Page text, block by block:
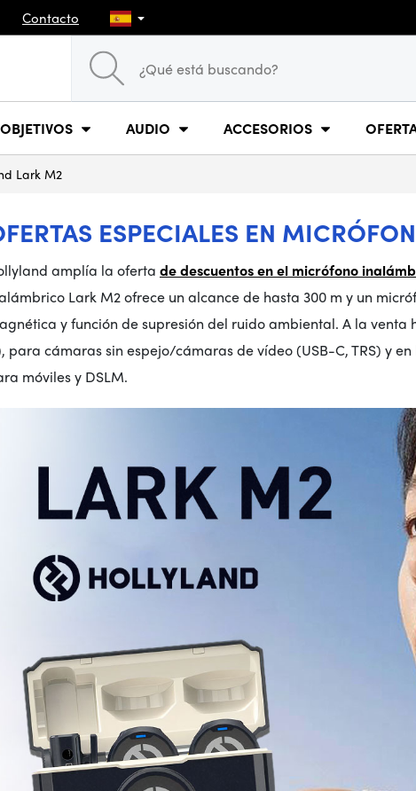
Contacto
OBJETIVOS AUDIO ACCESORIOS
Lark M2
ESPECIALES EN
amplía la oferta de descuentos en el micrófono
Lark M2 ofrece un alcance de hasta 300 m y un
y función de supresión del ruido ambiental. A la venta
para cámaras sin espejo/cámaras de vídeo (USB-C, TRS) y
móviles y DSLM.